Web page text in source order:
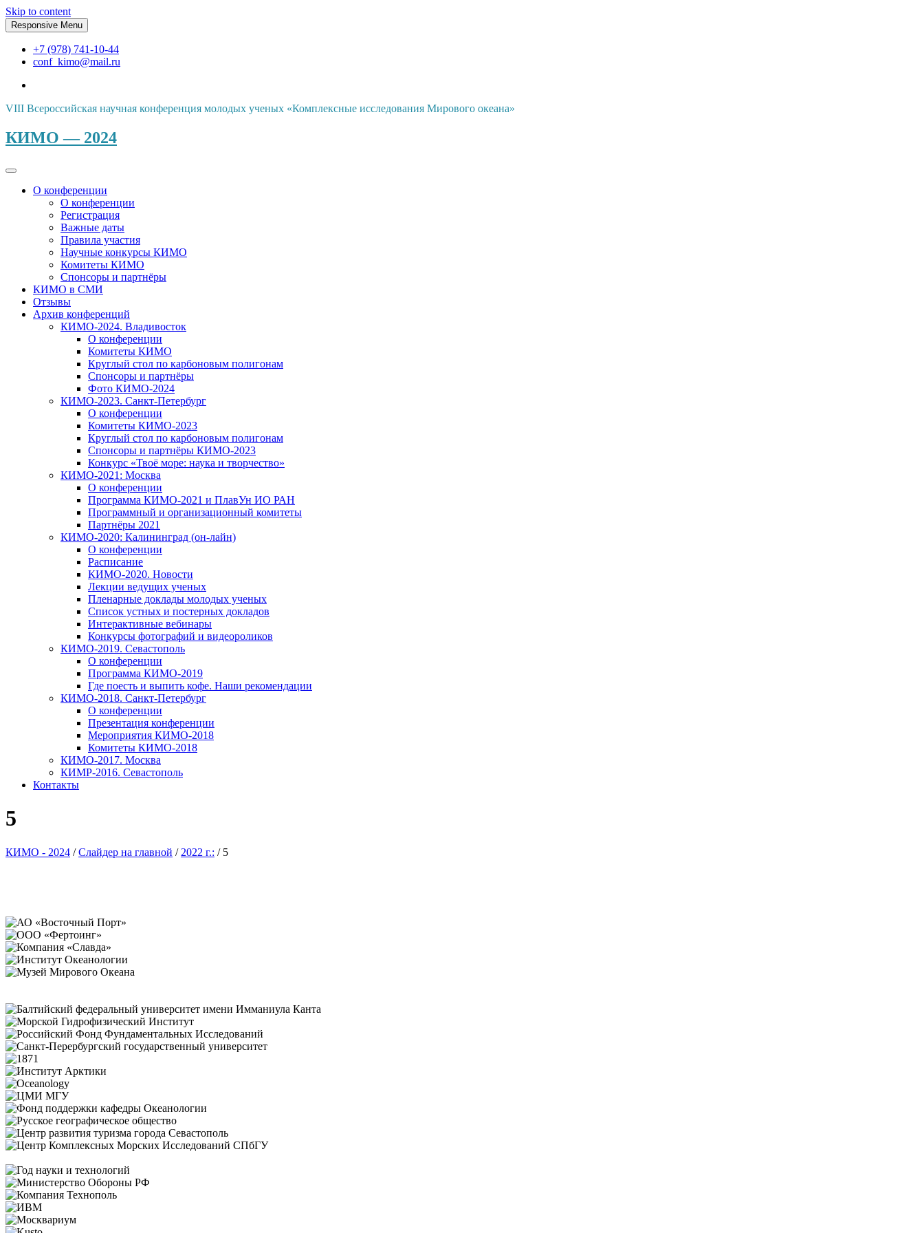
Skip to content
Responsive Menu
+7 (978) 741-10-44
conf_kimo@mail.ru
VIII Всероссийская научная конференция молодых ученых «Комплексные исследования Мирового океана»
КИМО — 2024
О конференции
О конференции
Регистрация
Важные даты
Правила участия
Научные конкурсы КИМО
Комитеты КИМО
Спонсоры и партнёры
КИМО в СМИ
Отзывы
Архив конференций
КИМО-2024. Владивосток
О конференции
Комитеты КИМО
Круглый стол по карбоновым полигонам
Спонсоры и партнёры
Фото КИМО-2024
КИМО-2023. Санкт-Петербург
О конференции
Комитеты КИМО-2023
Круглый стол по карбоновым полигонам
Спонсоры и партнёры КИМО-2023
Конкурс «Твоё море: наука и творчество»
КИМО-2021: Москва
О конференции
Программа КИМО-2021 и ПлавУн ИО РАН
Программный и организационный комитеты
Партнёры 2021
КИМО-2020: Калининград (он-лайн)
О конференции
Расписание
КИМО-2020. Новости
Лекции ведущих ученых
Пленарные доклады молодых ученых
Список устных и постерных докладов
Интерактивные вебинары
Конкурсы фотографий и видеороликов
КИМО-2019. Севастополь
О конференции
Программа КИМО-2019
Где поесть и выпить кофе. Наши рекомендации
КИМО-2018. Санкт-Петербург
О конференции
Презентация конференции
Мероприятия КИМО-2018
Комитеты КИМО-2018
КИМО-2017. Москва
КИМР-2016. Севастополь
Контакты
5
КИМО - 2024 /Слайдер на главной / 2022 г.: / 5